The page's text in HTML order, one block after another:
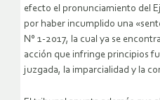
efecto el pronunciamiento del
por haber incumplido una
N° 1-2017, la cual ya se
acción que infringe principios
juzgada, la imparcialidad y la